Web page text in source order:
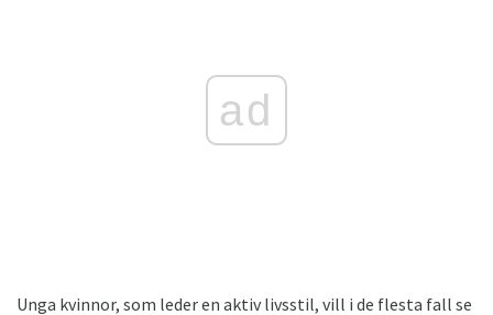
ad
Unga kvinnor, som leder en aktiv livsstil, vill i de flesta fall se